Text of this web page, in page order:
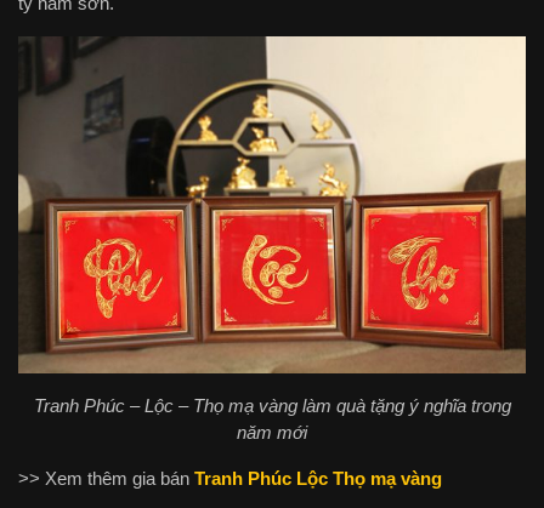
Tranh Phúc – Lộc – Thọ mạ vàng làm quà tặng ý nghĩa trong
năm mới
>> Xem thêm gia bán Tranh Phúc Lộc Thọ mạ vàng